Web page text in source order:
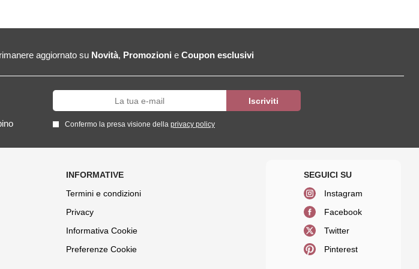
aggiornato su Novità, Promozioni e Coupon esclusivi
Confermo la presa visione della privacy policy
Termini e condizioni
Privacy
Informativa Cookie
Preferenze Cookie
Instagram
Facebook
Twitter
Pinterest